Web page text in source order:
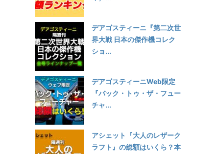
デアゴスティーニ『第二次世
界大戦 日本の傑作機コレク
ショ...
デアゴスティーニWeb限定
『バック・トゥ・ザ・フュー
チャ...
アシェット『大人のレザーク
ラフト』の総額はいくら？本